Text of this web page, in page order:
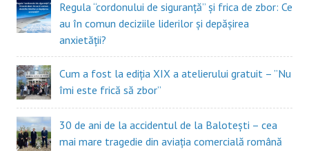
Regula “cordonului de siguranță” și frica de zbor: Ce
au în comun deciziile liderilor și depășirea
anxietății?
Cum a fost la ediția XIX a atelierului gratuit – ”Nu
îmi este frică să zbor”
30 de ani de la accidentul de la Balotești – cea
mai mare tragedie din aviația comercială română